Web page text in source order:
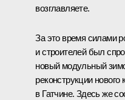
возглавляете.
За это время силами
и строителей был
новый модульный
реконструкции
в Гатчине. Здесь же